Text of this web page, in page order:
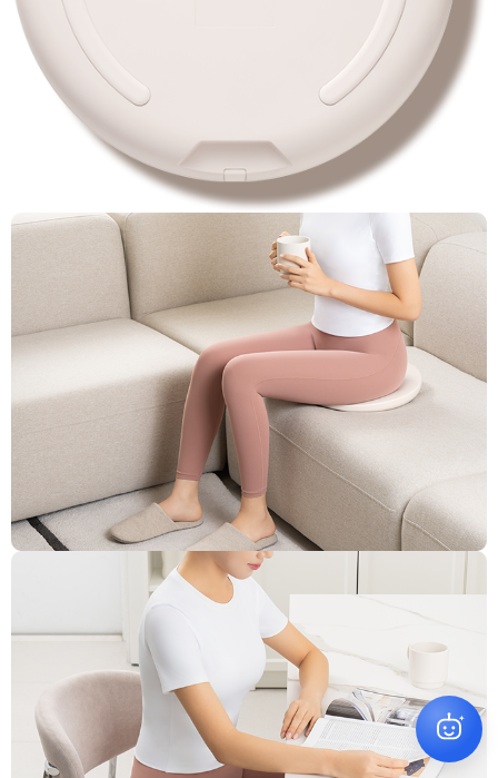
원하시는 상품을 찾아드릴게요 ✕